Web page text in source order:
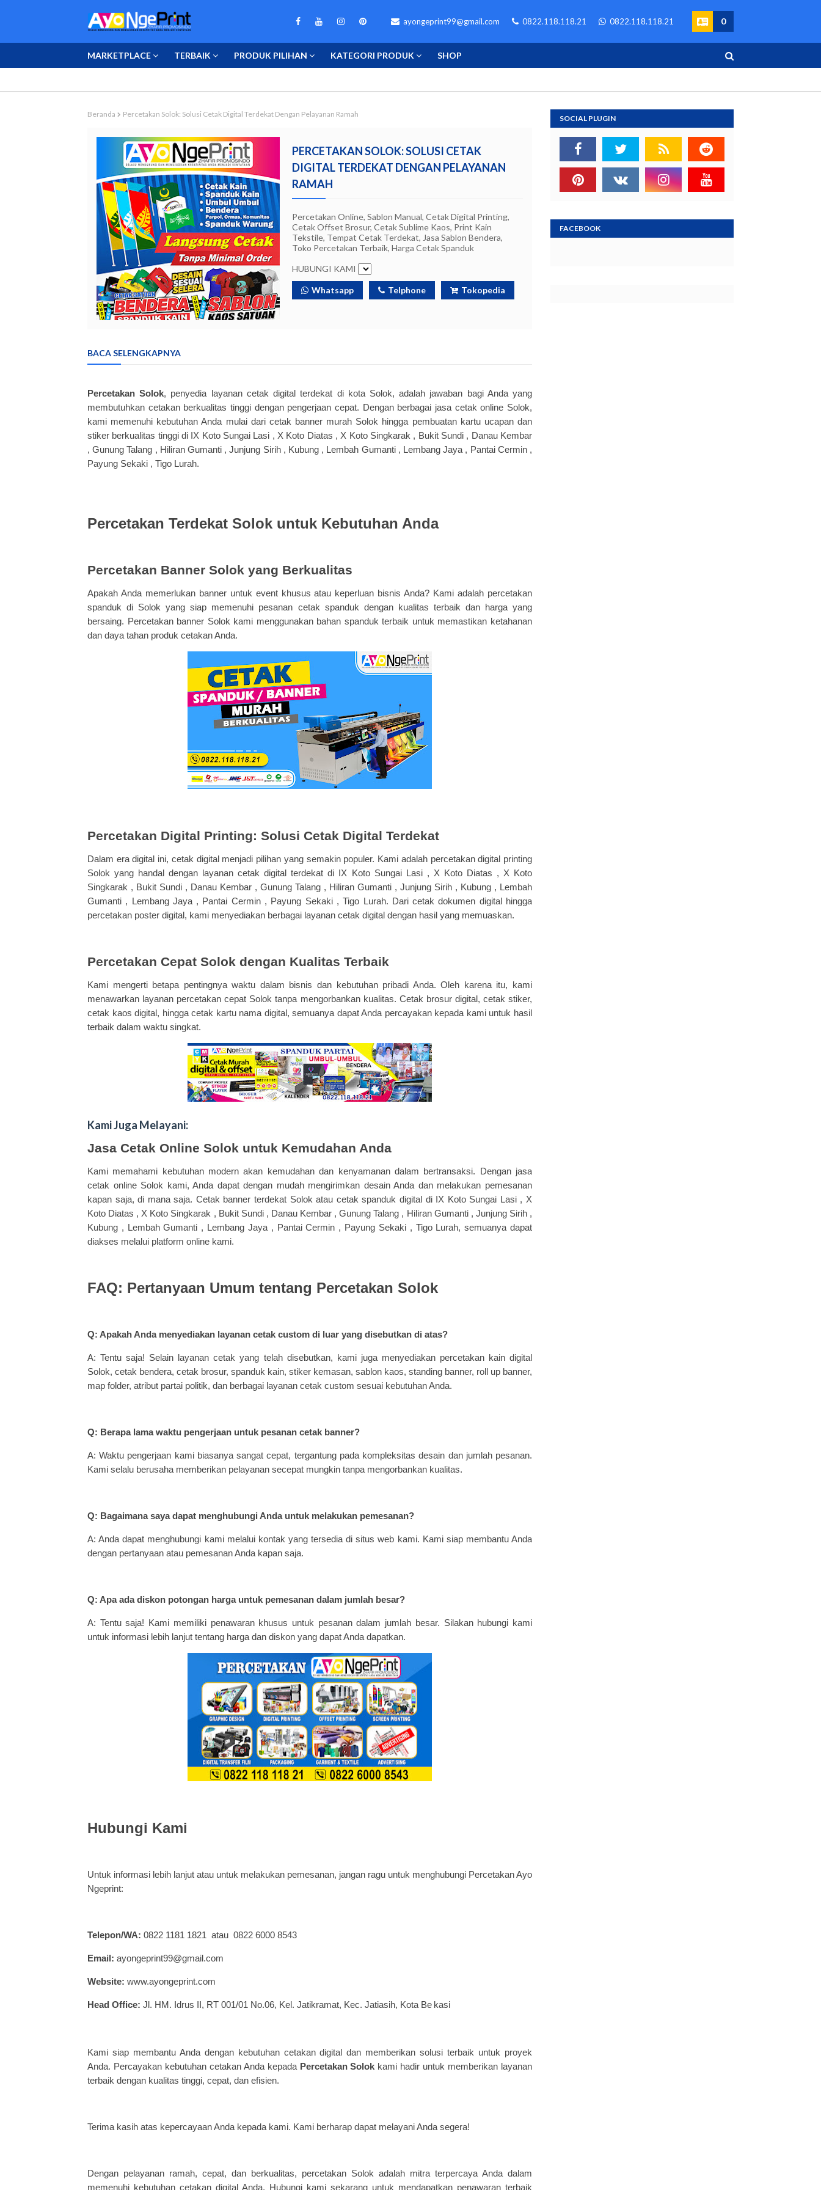
ayongeprint99@gmail.com 0822.118.118.21 0822.118.118.21 0
MARKETPLACE TERBAIK PRODUK PILIHAN KATEGORI PRODUK SHOP
Beranda Percetakan Solok: Solusi Cetak Digital Terdekat Dengan Pelayanan Ramah
PERCETAKAN SOLOK: SOLUSI CETAK
DIGITAL TERDEKAT DENGAN PELAYANAN
RAMAH
Percetakan Online, Sablon Manual, Cetak Digital Printing,
Cetak Offset Brosur, Cetak Sublime Kaos, Print Kain
Tekstile, Tempat Cetak Terdekat, Jasa Sablon Bendera,
Toko Percetakan Terbaik, Harga Cetak Spanduk
HUBUNGI KAMI
Whatsapp Telphone Tokopedia
BACA SELENGKAPNYA
Percetakan Solok, penyedia layanan cetak digital terdekat di kota Solok, adalah jawaban bagi Anda yang
membutuhkan cetakan berkualitas tinggi dengan pengerjaan cepat. Dengan berbagai jasa cetak online Solok,
kami memenuhi kebutuhan Anda mulai dari cetak banner murah Solok hingga pembuatan kartu ucapan dan
stiker berkualitas tinggi di IX Koto Sungai Lasi , X Koto Diatas , X Koto Singkarak , Bukit Sundi , Danau Kembar
, Gunung Talang , Hiliran Gumanti , Junjung Sirih , Kubung , Lembah Gumanti , Lembang Jaya , Pantai Cermin ,
Payung Sekaki , Tigo Lurah.
Percetakan Terdekat Solok untuk Kebutuhan Anda
Percetakan Banner Solok yang Berkualitas
Apakah Anda memerlukan banner untuk event khusus atau keperluan bisnis Anda? Kami adalah percetakan
spanduk di Solok yang siap memenuhi pesanan cetak spanduk dengan kualitas terbaik dan harga yang
bersaing. Percetakan banner Solok kami menggunakan bahan spanduk terbaik untuk memastikan ketahanan
dan daya tahan produk cetakan Anda.
Percetakan Digital Printing: Solusi Cetak Digital Terdekat
Dalam era digital ini, cetak digital menjadi pilihan yang semakin populer. Kami adalah percetakan digital printing
Solok yang handal dengan layanan cetak digital terdekat di IX Koto Sungai Lasi , X Koto Diatas , X Koto
Singkarak , Bukit Sundi , Danau Kembar , Gunung Talang , Hiliran Gumanti , Junjung Sirih , Kubung , Lembah
Gumanti , Lembang Jaya , Pantai Cermin , Payung Sekaki , Tigo Lurah. Dari cetak dokumen digital hingga
percetakan poster digital, kami menyediakan berbagai layanan cetak digital dengan hasil yang memuaskan.
Percetakan Cepat Solok dengan Kualitas Terbaik
Kami mengerti betapa pentingnya waktu dalam bisnis dan kebutuhan pribadi Anda. Oleh karena itu, kami
menawarkan layanan percetakan cepat Solok tanpa mengorbankan kualitas. Cetak brosur digital, cetak stiker,
cetak kaos digital, hingga cetak kartu nama digital, semuanya dapat Anda percayakan kepada kami untuk hasil
terbaik dalam waktu singkat.
Kami Juga Melayani:
Jasa Cetak Online Solok untuk Kemudahan Anda
Kami memahami kebutuhan modern akan kemudahan dan kenyamanan dalam bertransaksi. Dengan jasa
cetak online Solok kami, Anda dapat dengan mudah mengirimkan desain Anda dan melakukan pemesanan
kapan saja, di mana saja. Cetak banner terdekat Solok atau cetak spanduk digital di IX Koto Sungai Lasi , X
Koto Diatas , X Koto Singkarak , Bukit Sundi , Danau Kembar , Gunung Talang , Hiliran Gumanti , Junjung Sirih ,
Kubung , Lembah Gumanti , Lembang Jaya , Pantai Cermin , Payung Sekaki , Tigo Lurah, semuanya dapat
diakses melalui platform online kami.
FAQ: Pertanyaan Umum tentang Percetakan Solok
Q: Apakah Anda menyediakan layanan cetak custom di luar yang disebutkan di atas?
A: Tentu saja! Selain layanan cetak yang telah disebutkan, kami juga menyediakan percetakan kain digital
Solok, cetak bendera, cetak brosur, spanduk kain, stiker kemasan, sablon kaos, standing banner, roll up banner,
map folder, atribut partai politik, dan berbagai layanan cetak custom sesuai kebutuhan Anda.
Q: Berapa lama waktu pengerjaan untuk pesanan cetak banner?
A: Waktu pengerjaan kami biasanya sangat cepat, tergantung pada kompleksitas desain dan jumlah pesanan.
Kami selalu berusaha memberikan pelayanan secepat mungkin tanpa mengorbankan kualitas.
Q: Bagaimana saya dapat menghubungi Anda untuk melakukan pemesanan?
A: Anda dapat menghubungi kami melalui kontak yang tersedia di situs web kami. Kami siap membantu Anda
dengan pertanyaan atau pemesanan Anda kapan saja.
Q: Apa ada diskon potongan harga untuk pemesanan dalam jumlah besar?
A: Tentu saja! Kami memiliki penawaran khusus untuk pesanan dalam jumlah besar. Silakan hubungi kami
untuk informasi lebih lanjut tentang harga dan diskon yang dapat Anda dapatkan.
Hubungi Kami
Untuk informasi lebih lanjut atau untuk melakukan pemesanan, jangan ragu untuk menghubungi Percetakan Ayo
Ngeprint:
Telepon/WA: 0822 1181 1821 atau 0822 6000 8543
Email: ayongeprint99@gmail.com
Website: www.ayongeprint.com
Head Office: Jl. HM. Idrus II, RT 001/01 No.06, Kel. Jatikramat, Kec. Jatiasih, Kota Be kasi
Kami siap membantu Anda dengan kebutuhan cetakan digital dan memberikan solusi terbaik untuk proyek
Anda. Percayakan kebutuhan cetakan Anda kepada Percetakan Solok kami hadir untuk memberikan layanan
terbaik dengan kualitas tinggi, cepat, dan efisien.
Terima kasih atas kepercayaan Anda kepada kami. Kami berharap dapat melayani Anda segera!
Dengan pelayanan ramah, cepat, dan berkualitas, percetakan Solok adalah mitra terpercaya Anda dalam
memenuhi kebutuhan cetakan digital Anda. Hubungi kami sekarang untuk mendapatkan penawaran terbaik
SOCIAL PLUGIN
FACEBOOK